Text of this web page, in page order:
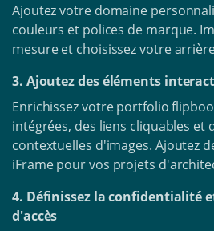
Ajoutez votre domaine
couleurs et polices de marque.
mesure et choisissez votre
3. Ajoutez des éléments
Enrichissez votre portfolio
intégrées, des liens cliquables et
contextuelles d'images. Ajoutez
iFrame pour vos projets
4. Définissez la confidentialité
d'accès